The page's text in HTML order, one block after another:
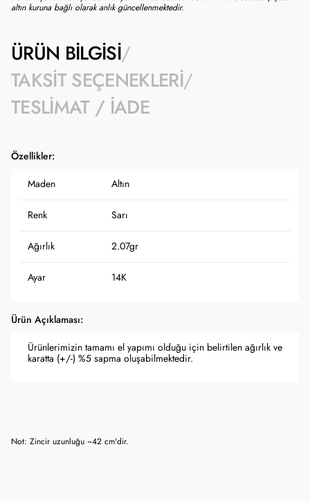
altın kuruna bağlı olarak anlık güncellenmektedir.
ÜRÜN BILGISI
TAKSIT SEÇENEKLERI
TESLIMAT / İADE
Özellikler:
Maden Altın
Renk Sarı
Ağırlık 2.07gr
Ayar 14K
Ürün Açıklaması:
Ürünlerimizin tamamı el yapımı olduğu için belirtilen ağırlık ve
karatta (+/-) %5 sapma oluşabilmektedir.
Not: Zincir uzunluğu ~42 cm'dir.